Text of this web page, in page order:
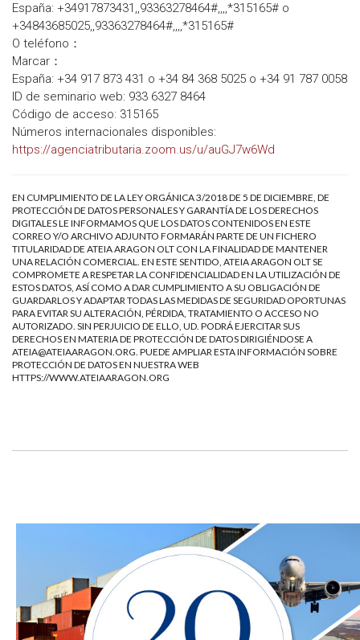
España: +34917873431,,93363278464#,,,,*315165# o
+34843685025,,93363278464#,,,,*315165#
O teléfono：
Marcar：
España: +34 917 873 431 o +34 84 368 5025 o +34 91 787 0058
ID de seminario web: 933 6327 8464
Código de acceso: 315165
Números internacionales disponibles:
https://agenciatributaria.zoom.us/u/auGJ7w6Wd
EN CUMPLIMIENTO DE LA LEY ORGÁNICA 3/2018 DE 5 DE DICIEMBRE, DE
PROTECCIÓN DE DATOS PERSONALES Y GARANTÍA DE LOS DERECHOS
DIGITALES LE INFORMAMOS QUE LOS DATOS CONTENIDOS EN ESTE
CORREO Y/O ARCHIVO ADJUNTO FORMARÁN PARTE DE UN FICHERO
TITULARIDAD DE ATEIA ARAGON OLT CON LA FINALIDAD DE MANTENER
UNA RELACIÓN COMERCIAL. EN ESTE SENTIDO, ATEIA ARAGON OLT SE
COMPROMETE A RESPETAR LA CONFIDENCIALIDAD EN LA UTILIZACIÓN DE
ESTOS DATOS, ASÍ COMO A DAR CUMPLIMIENTO A SU OBLIGACIÓN DE
GUARDARLOS Y ADAPTAR TODAS LAS MEDIDAS DE SEGURIDAD OPORTUNAS
PARA EVITAR SU ALTERACIÓN, PÉRDIDA, TRATAMIENTO O ACCESO NO
AUTORIZADO. SIN PERJUICIO DE ELLO, UD. PODRÁ EJERCITAR SUS
DERECHOS EN MATERIA DE PROTECCIÓN DE DATOS DIRIGIÉNDOSE A
ATEIA@ATEIAARAGON.ORG. PUEDE AMPLIAR ESTA INFORMACIÓN SOBRE
PROTECCIÓN DE DATOS EN NUESTRA WEB
HTTPS://WWW.ATEIAARAGON.ORG